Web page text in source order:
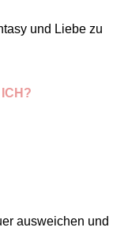
und Liebe zu
ausweichen und